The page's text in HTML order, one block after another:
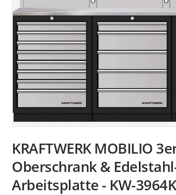
KRAFTWERK MOBILIO
Oberschrank &
Arbeitsplatte - KW-